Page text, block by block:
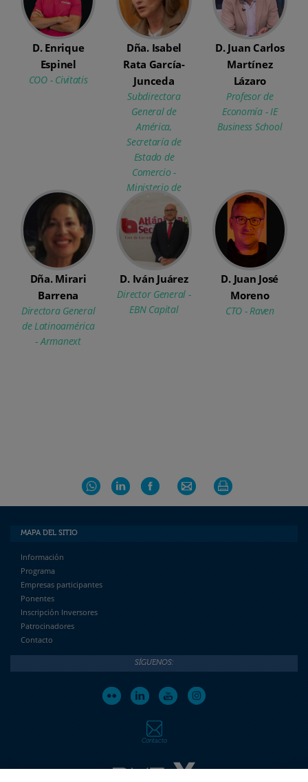
D. Enrique
Espinel
COO - Civitatis
Dña. Isabel
Rata García-
Junceda
Subdirectora
General de
América,
Secretaría de
Estado de
Comercio -
Ministerio de
Economía,
Comercio y
Empresa
D. Juan Carlos
Martínez
Lázaro
Profesor de
Economía - IE
Business School
Dña. Mirari
Barrena
Directora General
de Latinoamérica
- Armanext
D. Iván Juárez
Director General -
EBN Capital
D. Juan José
Moreno
CTO - Raven
MAPA DEL SITIO
Información
Programa
Empresas participantes
Ponentes
Inscripción Inversores
Patrocinadores
Contacto
SÍGUENOS:
Contacto